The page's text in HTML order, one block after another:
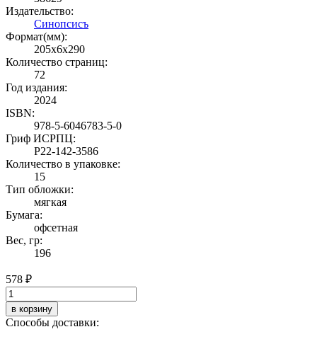
Издательство:
Синопсисъ
Формат(мм):
205x6x290
Количество страниц:
72
Год издания:
2024
ISBN:
978-5-6046783-5-0
Гриф ИСРПЦ:
Р22-142-3586
Количество в упаковке:
15
Тип обложки:
мягкая
Бумага:
офсетная
Вес, гр:
196
578 ₽
в корзину
Способы доставки: